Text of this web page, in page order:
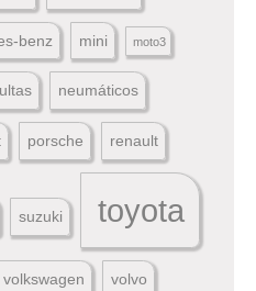
benz mini moto3
neumáticos
porsche renault
suzuki toyota
volkswagen volvo